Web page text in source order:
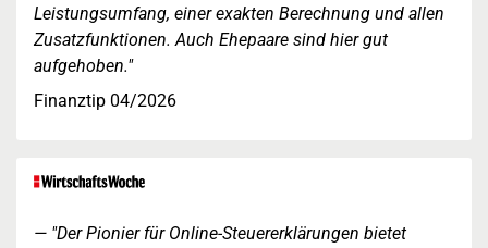
Leistungsumfang, einer exakten Berechnung und allen
Zusatzfunktionen. Auch Ehepaare sind hier gut
aufgehoben."
Finanztip 04/2026
"Der Pionier für Online-Steuererklärungen bietet